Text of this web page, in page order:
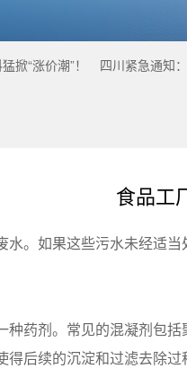
掀“涨价潮”！ 四川紧急通知
食品工
。如果这些污水未经适
种药剂。常见的混凝剂包
后续的沉淀和过滤去除过